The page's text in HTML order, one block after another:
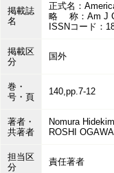
掲載誌
名
正式名：
略 称：Am J
ISSNコード：
掲載区
分
国外
巻・
号・頁
140,pp.7-12
著者・
共著者
Nomura
ROSHI
担当区
分
責任著者